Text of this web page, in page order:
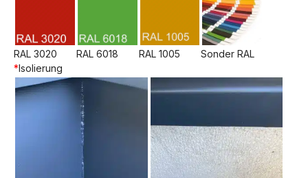
RAL 3020 RAL 6018 RAL 1005
Sonder RAL
*Isolierung